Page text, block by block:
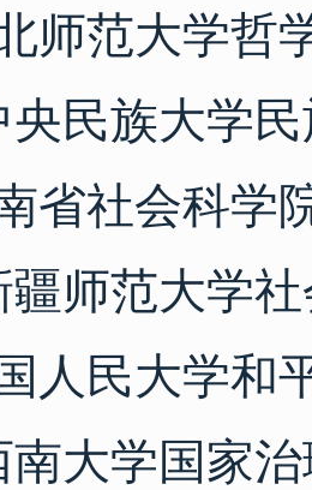
师范大学哲
央民族大学
省社会科学
疆师范大学
人民大学和
南大学国家